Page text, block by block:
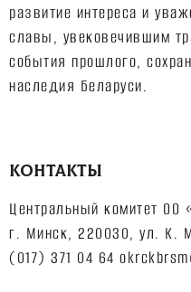
развитие интереса и
славы, увековечившим
события прошлого,
наследия Беларуси.
КОНТАКТЫ
Центральный комитет ОО
г. Минск, 220030, ул. К.
(017) 371 04 64